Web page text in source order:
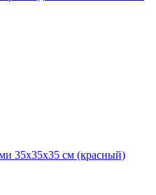
35х35х35 см (красный)